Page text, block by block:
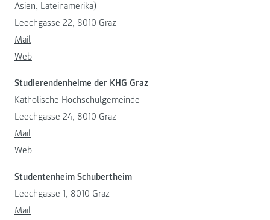
Asien, Lateinamerika)
Leechgasse 22, 8010 Graz
Mail
Web
Studierendenheime der KHG Graz
Katholische Hochschulgemeinde
Leechgasse 24, 8010 Graz
Mail
Web
Studentenheim Schubertheim
Leechgasse 1, 8010 Graz
Mail